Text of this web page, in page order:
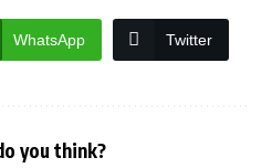
WhatsApp Twitter
you think?